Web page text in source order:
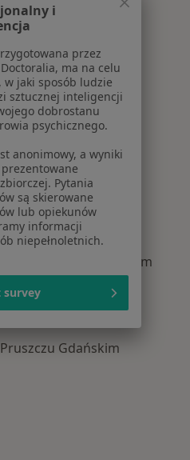
W pobliżu Pruszcza
Gdańskim
w Pruszczu Gdańskim
Gdańskim
Gdańskim
Gdańskim
i
przez
ma na celu
w jaki sposób ludzie
sztucznej inteligencji
dobrostanu
psychicznego.
anonimowy, a wyniki
Pytania
są skierowane
lub opiekunów
informacji
niepełnoletnich.
survey